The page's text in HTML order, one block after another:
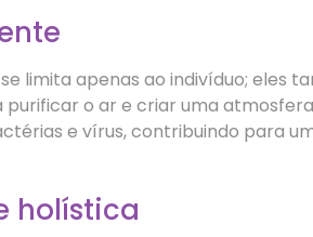
limita apenas ao indivíduo;
purificar o ar e criar uma
e vírus, contribuindo para
holística